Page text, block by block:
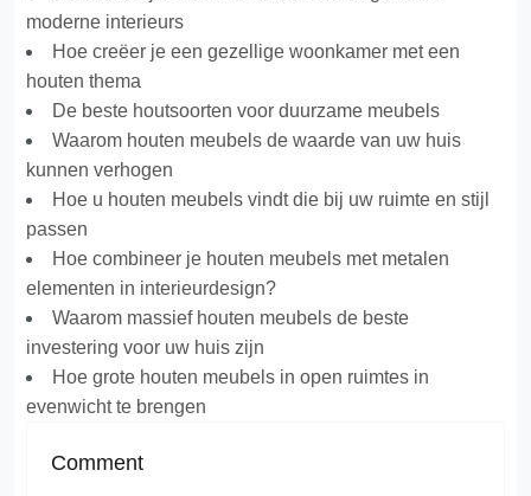
moderne interieurs
Hoe creëer je een gezellige woonkamer met een
houten thema
De beste houtsoorten voor duurzame meubels
Waarom houten meubels de waarde van uw huis
kunnen verhogen
Hoe u houten meubels vindt die bij uw ruimte en stijl
passen
Hoe combineer je houten meubels met metalen
elementen in interieurdesign?
Waarom massief houten meubels de beste
investering voor uw huis zijn
Hoe grote houten meubels in open ruimtes in
evenwicht te brengen
Comment